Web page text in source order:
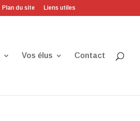
Plan du site Liens utiles
Vos élus Contact